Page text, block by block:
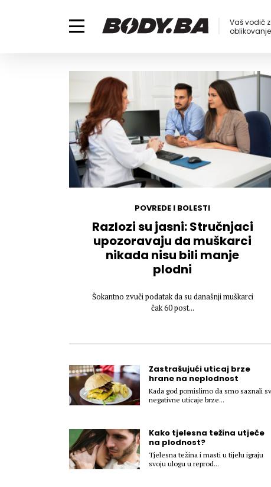
Vaš vodič
POVREDE I BOLESTI
Razlozi su jasni: Stručnjaci
upozoravaju da muškarci
nikada nisu bili manje
plodni
Šokantno zvuči podatak da su današnji muškarci
čak 60 post...
Zastrašujući uticaj brze
hrane na neplodnost
Kada god pomislimo da smo saznali
negativne uticaje brze...
Kako tjelesna težina utječe
na plodnost?
Tjelesna težina i masti u tijelu igraju
svoju ulogu u reprod...